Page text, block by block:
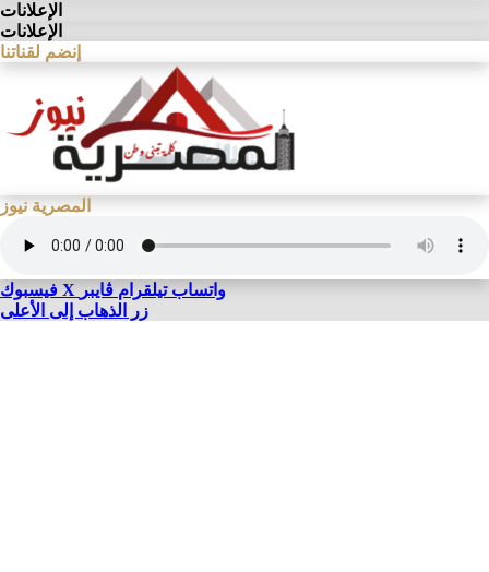
الإعلانات
الإعلانات
إنضم لقناتنا
المصرية نيوز
فيسبوك X واتساب تيلقرام ڤايبر
زر الذهاب إلى الأعلى